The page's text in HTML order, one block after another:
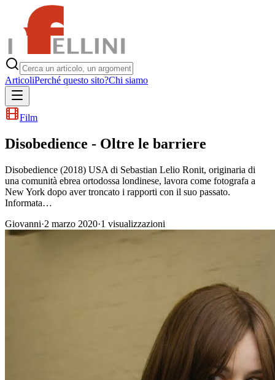
ArticoliPerché questo sito?Chi siamo
Film
Disobedience - Oltre le barriere
Disobedience (2018) USA di Sebastian Lelio Ronit, originaria di
una comunità ebrea ortodossa londinese, lavora come fotografa a
New York dopo aver troncato i rapporti con il suo passato.
Informata…
Giovanni·2 marzo 2020·1 visualizzazioni